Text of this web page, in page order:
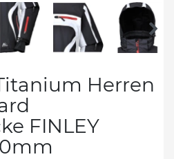
Herren
FINLEY